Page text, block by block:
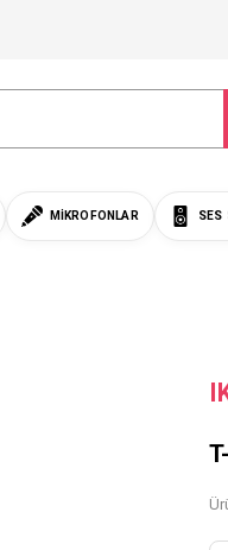
MIKROFONLAR SES